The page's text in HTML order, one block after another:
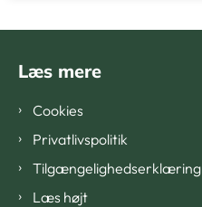
Læs mere
Cookies
Privatlivspolitik
Tilgængelighedserklæring
Læs højt